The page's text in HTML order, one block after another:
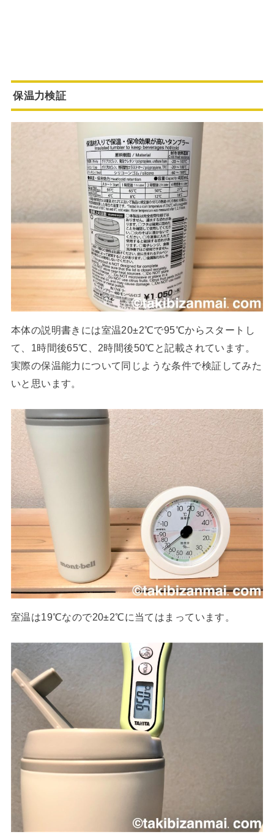
保温力検証
本体の説明書きには室温20±2℃で95℃からスタートし
て、1時間後65℃、2時間後50℃と記載されています。
実際の保温能力について同じような条件で検証してみた
いと思います。
室温は19℃なので20±2℃に当てはまっています。